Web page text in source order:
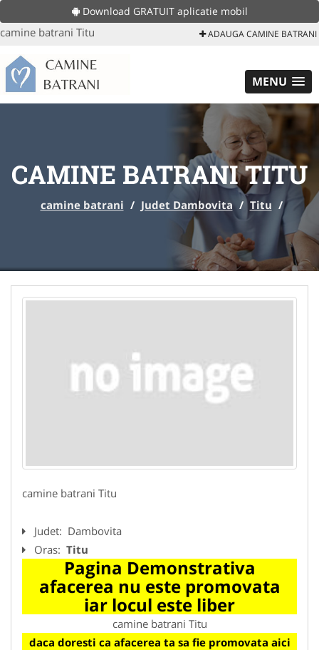
Download GRATUIT aplicatie mobil
camine batrani Titu ADAUGA CAMINE BATRANI
MENU
CAMINE BATRANI TITU
camine batrani / Judet Dambovita / Titu /
camine batrani Titu
Judet: Dambovita
Oras: Titu
Pagina Demonstrativa
afacerea nu este promovata
iar locul este liber
camine batrani Titu
daca doresti ca afacerea ta sa fie promovata aici